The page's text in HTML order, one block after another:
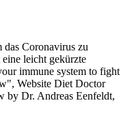
Coronavirus zu
leicht gekürzte
immune system to fight
Website Diet Doctor
by Dr. Andreas Eenfeldt,